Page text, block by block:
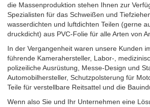
die Massenproduktion stehen Ihnen zur
Spezialisten für das Schweißen und
wasserdichten und luftdichten Teilen (gerne
druckdicht) aus PVC-Folie für alle Arten von
In der Vergangenheit waren unsere Kunden
führende Kamerahersteller, Labor-,
polizeiliche Ausrüstung, Messe-Design und
Automobilhersteller, Schutzpolsterung für
Teile für verstellbare Reitsattel und die
Wenn also Sie und Ihr Unternehmen eine